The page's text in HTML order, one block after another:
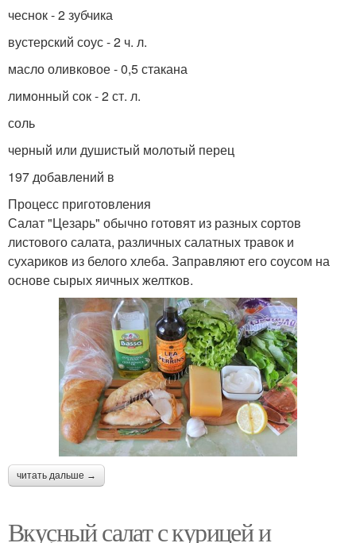
чеснок - 2 зубчика
вустерский соус - 2 ч. л.
масло оливковое - 0,5 стакана
лимонный сок - 2 ст. л.
соль
черный или душистый молотый перец
197 добавлений в
Процесс приготовления
Салат "Цезарь" обычно готовят из разных сортов
листового салата, различных салатных травок и
сухариков из белого хлеба. Заправляют его соусом на
основе сырых яичных желтков.
читать дальше →
Вкусный салат с курицей и